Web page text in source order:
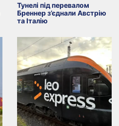
Тунелі під перевалом
Бреннер з’єднали Австрію
та Італію